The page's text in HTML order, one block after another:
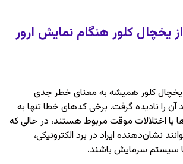
از یخچال کلور هنگام نمایش ارور
یخچال کلور همیشه به معنای خطر جدی
آن را نادیده گرفت. برخی کدهای خطا تنها به
یا اختلالات موقت مربوط هستند، در حالی که
نشان‌دهنده ایراد در برد الکترونیکی،
سیستم سرمایش باشند.